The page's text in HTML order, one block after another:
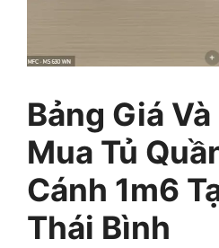
Bảng Giá
Mua Tủ
Cánh 1m6
Thái Bình